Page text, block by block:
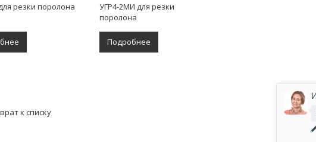
резки поролона
УГР4-2МИ для резки
поролона
Подробнее
к списку